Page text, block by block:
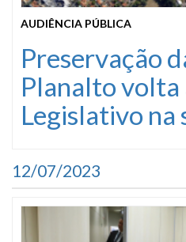
AUDIÊNCIA PÚBLICA
Preservação
Planalto volta
Legislativo na
12/07/2023